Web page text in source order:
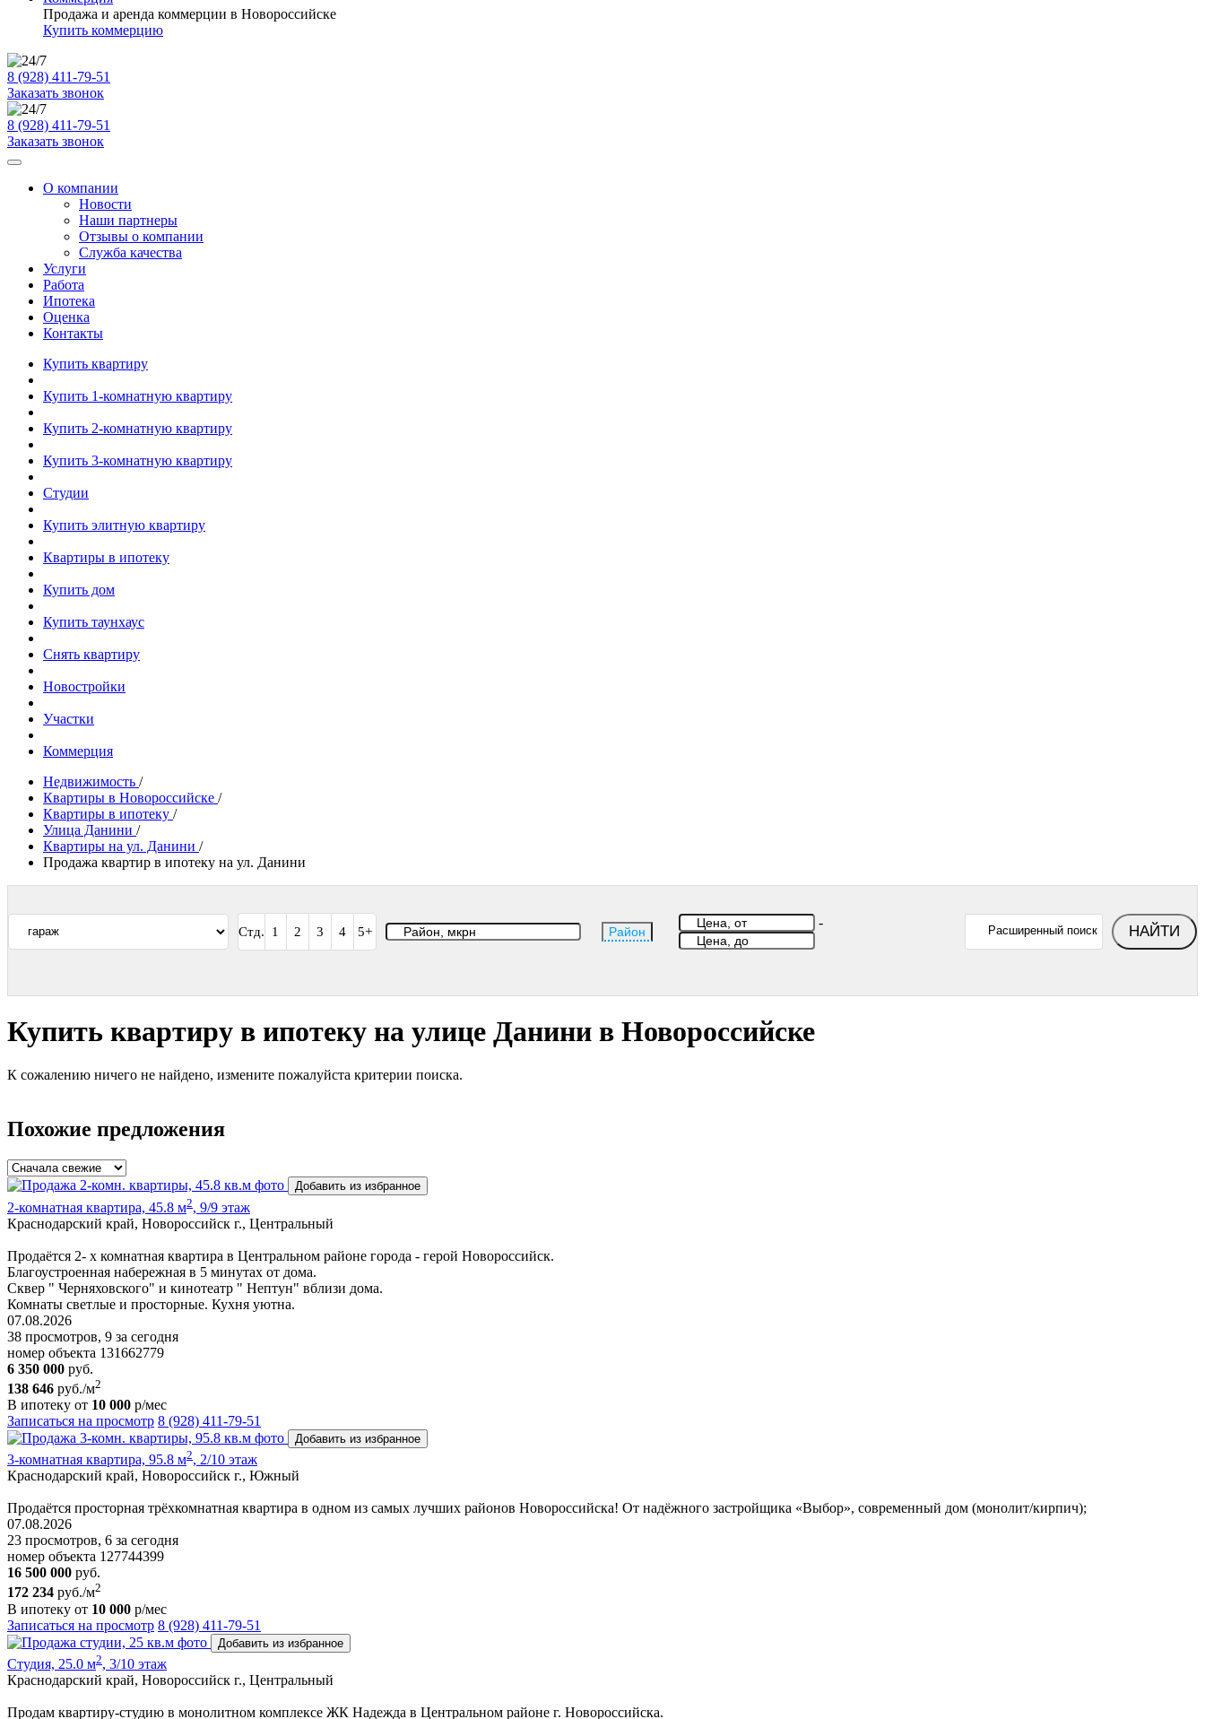
Продажа и аренда коммерции в Новороссийске
Купить коммерцию
8 (928) 411-79-51
Заказать звонок
8 (928) 411-79-51
Заказать звонок
О компании
Новости
Наши партнеры
Отзывы о компании
Служба качества
Услуги
Работа
Ипотека
Оценка
Контакты
Купить квартиру
Купить 1-комнатную квартиру
Купить 2-комнатную квартиру
Купить 3-комнатную квартиру
Студии
Купить элитную квартиру
Квартиры в ипотеку
Купить дом
Купить таунхаус
Снять квартиру
Новостройки
Участки
Коммерция
Недвижимость /
Квартиры в Новороссийске /
Квартиры в ипотеку /
Улица Данини /
Квартиры на ул. Данини /
Продажа квартир в ипотеку на ул. Данини
Стд. 1 2 3 4 5+ Район
-
Расширенный поиск НАЙТИ
Купить квартиру в ипотеку на улице Данини в Новороссийске
К сожалению ничего не найдено, измените пожалуйста критерии поиска.
Похожие предложения
Добавить из избранное
2-комнатная квартира, 45.8 м2, 9/9 этаж
Краснодарский край, Новороссийск г., Центральный
Продаётся 2- х комнатная квартира в Центральном районе города - герой Новороссийск.
Благоустроенная набережная в 5 минутах от дома.
Сквер " Черняховского" и кинотеатр " Нептун" вблизи дома.
Комнаты светлые и просторные. Кухня уютна.
07.08.2026
38 просмотров, 9 за сегодня
номер объекта 131662779
6 350 000 руб.
138 646 руб./м2
В ипотеку от 10 000 р/мес
Записаться на просмотр 8 (928) 411-79-51
Добавить из избранное
3-комнатная квартира, 95.8 м2, 2/10 этаж
Краснодарский край, Новороссийск г., Южный
Продаётся просторная трёхкомнатная квартира в одном из самых лучших районов Новороссийска! От надёжного застройщика «Выбор», современный дом (монолит/кирпич);
07.08.2026
23 просмотров, 6 за сегодня
номер объекта 127744399
16 500 000 руб.
172 234 руб./м2
В ипотеку от 10 000 р/мес
Записаться на просмотр 8 (928) 411-79-51
Добавить из избранное
Студия, 25.0 м2, 3/10 этаж
Краснодарский край, Новороссийск г., Центральный
Продам квартиру-студию в монолитном комплексе ЖК Надежда в Центральном районе г. Новороссийска.